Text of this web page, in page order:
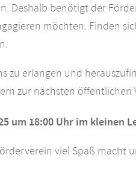
Deshalb benötigt der
möchten. Finden
zu erlangen und
zur nächsten öffentlichen
um 18:00 Uhr im kleinen
viel Spaß macht